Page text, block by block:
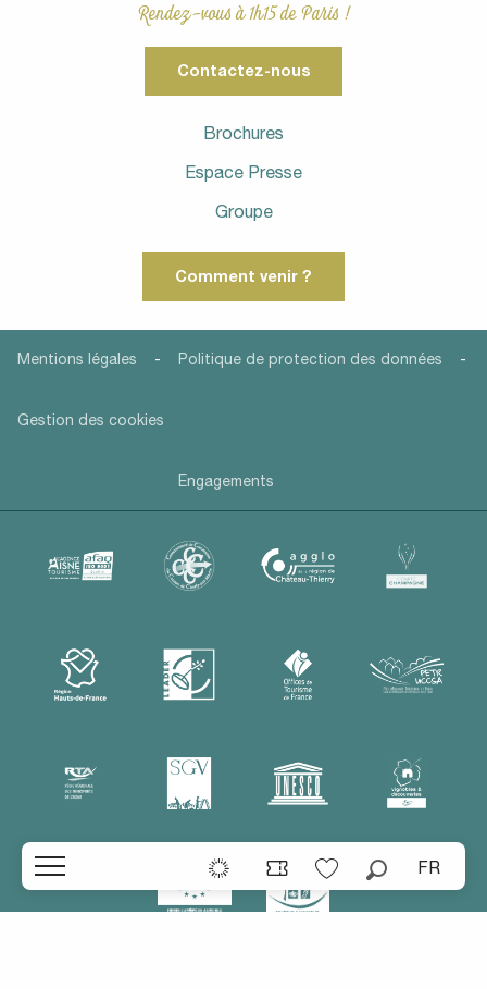
Voir les favoris
Recherche
FR
Rendez-vous à 1h15 de Paris !
Contactez-nous
Brochures
Espace Presse
Groupe
Comment venir ?
Mentions légales - Politique de protection des données -
Gestion des cookies
Engagements